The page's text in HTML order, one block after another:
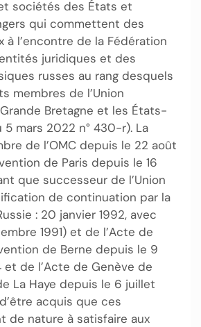
sociétés des États et
qui commettent des
à l’encontre de la Fédération
juridiques et des
russes au rang desquels
membres de l’Union
Bretagne et les États-
5 mars 2022 n° 430-r). La
de l’OMC depuis le 22 août
de Paris depuis le 16
que successeur de l’Union
de continuation par la
: 20 janvier 1992, avec
1991) et de l’Acte de
de Berne depuis le 9
de l’Acte de Genève de
La Haye depuis le 6 juillet
acquis que ces
de nature à satisfaire aux